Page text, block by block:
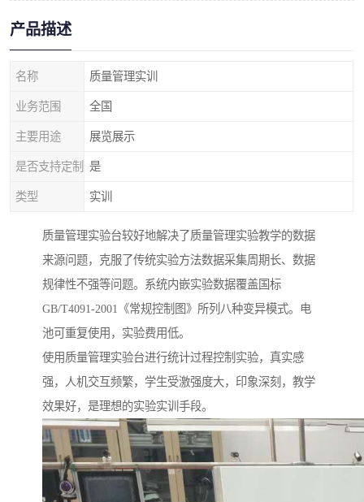
产品描述
名称 质量管理实训
业务范围 全国
主要用途 展览展示
是否支持定制 是
类型 实训
质量管理实验台较好地解决了质量管理实验教学的数据
来源问题，克服了传统实验方法数据采集周期长、数据
规律性不强等问题。系统内嵌实验数据覆盖国标
GB/T4091-2001《常规控制图》所列八种变异模式。电
池可重复使用，实验费用低。
使用质量管理实验台进行统计过程控制实验，真实感
强，人机交互频繁，学生受激强度大，印象深刻，教学
效果好，是理想的实验实训手段。